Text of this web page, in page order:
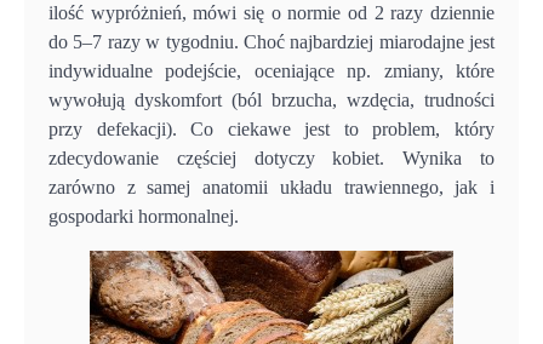
ilość wypróżnień, mówi się o normie od 2 razy dziennie
do 5–7 razy w tygodniu. Choć najbardziej miarodajne jest
indywidualne podejście, oceniające np. zmiany, które
wywołują dyskomfort (ból brzucha, wzdęcia, trudności
przy defekacji). Co ciekawe jest to problem, który
zdecydowanie częściej dotyczy kobiet. Wynika to
zarówno z samej anatomii układu trawiennego, jak i
gospodarki hormonalnej.